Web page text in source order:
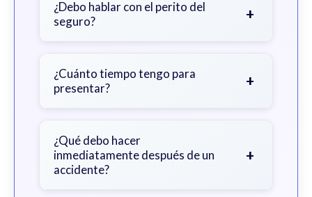
gravedad de sus lesiones, facturas
médicas, tiempo fuera del trabajo y
¿Debo hablar con el perito del
seguro?
+
primero con un abogado para evitar
declaraciones que perjudiquen su
¿Cuánto tiempo tengo para
presentar?
+
con excepciones. Consulte para
obtener orientación específica.
¿Qué debo hacer
inmediatamente después de un
accidente?
+